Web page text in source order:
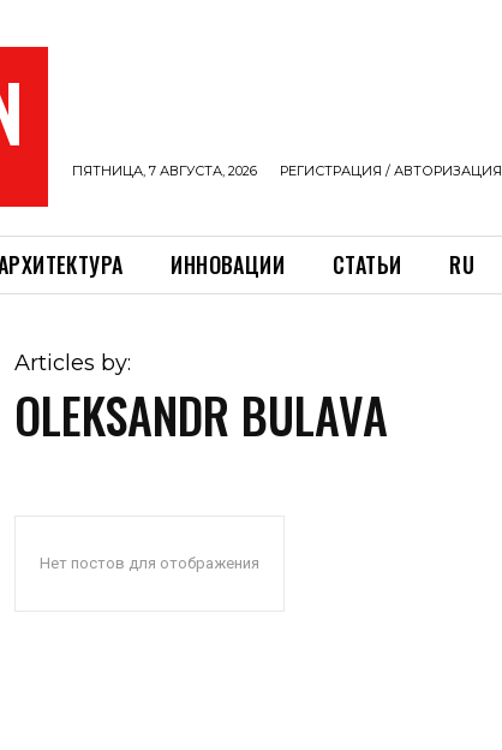
ПЯТНИЦА, 7 АВГУСТА, 2026 РЕГИСТРАЦИЯ / АВТОРИЗАЦИЯ
ИННОВАЦИИ СТАТЬИ RU
Articles by:
OLEKSANDR BULAVA
Нет постов для отображения